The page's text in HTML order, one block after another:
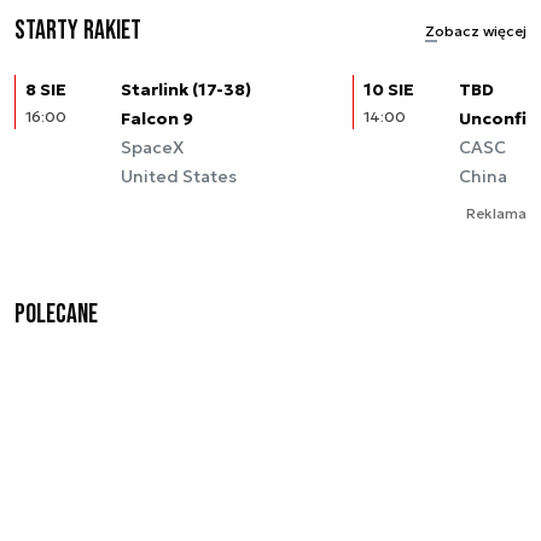
Starty rakiet Zobacz więcej
8 SIE
16:00
Starlink (17-38)
Falcon 9
SpaceX
United States
10 SIE
14:00
TBD
CASC
China
Reklama
Polecane